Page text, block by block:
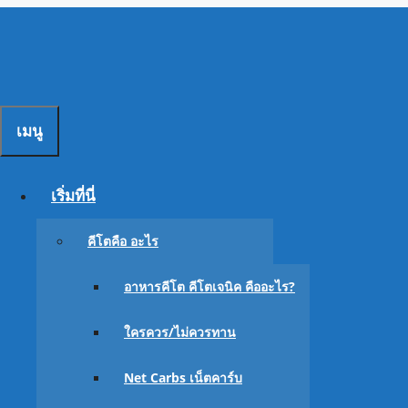
เมนู
เริ่มที่นี่
คีโตคือ อะไร
อาหารคีโต คีโตเจนิค คืออะไร?
ใครควร/ไม่ควรทาน
Net Carbs เน็ตคาร์บ